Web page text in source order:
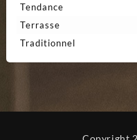
Tendance
Terrasse
Traditionnel